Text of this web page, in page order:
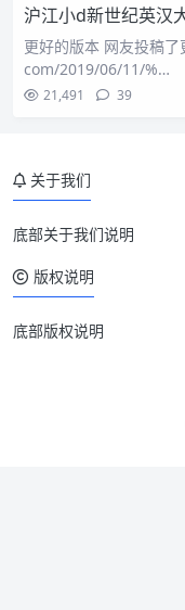
沪江小d新世纪英汉
更好的版本 网友投稿
com/2019/06/11/%…
21,491 39
关于我们
底部关于我们说明
版权说明
底部版权说明